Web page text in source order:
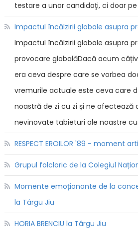
testare a unor candidaţi, ci doar
Impactul încălzirii globale asupra
Impactul încălzirii globale asupra
provocare globalăDacă acum
era ceva despre care se vorbea
vremurile actuale este ceva care
noastră de zi cu zi și ne afectează
nevinovate tabieturi ale noastre
RESPECT EROILOR '89 - moment
Grupul folcloric de la Colegiul
Momente emoționante de la
la Târgu Jiu
HORIA BRENCIU la Târgu Jiu